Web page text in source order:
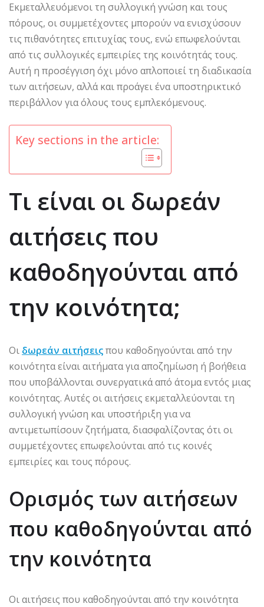
Εκμεταλλευόμενοι τη συλλογική γνώση και τους
πόρους, οι συμμετέχοντες μπορούν να ενισχύσουν
τις πιθανότητες επιτυχίας τους, ενώ επωφελούνται
από τις συλλογικές εμπειρίες της κοινότητάς τους.
Αυτή η προσέγγιση όχι μόνο απλοποιεί τη διαδικασία
των αιτήσεων, αλλά και προάγει ένα υποστηρικτικό
περιβάλλον για όλους τους εμπλεκόμενους.
Key sections in the article:
Τι είναι οι δωρεάν
αιτήσεις που
καθοδηγούνται από
την κοινότητα;
Οι δωρεάν αιτήσειςπου καθοδηγούνται από την
κοινότητα είναι αιτήματα για αποζημίωση ή βοήθεια
που υποβάλλονται συνεργατικά από άτομα εντός μιας
κοινότητας. Αυτές οι αιτήσεις εκμεταλλεύονται τη
συλλογική γνώση και υποστήριξη για να
αντιμετωπίσουν ζητήματα, διασφαλίζοντας ότι οι
συμμετέχοντες επωφελούνται από τις κοινές
εμπειρίες και τους πόρους.
Ορισμός των αιτήσεων
που καθοδηγούνται από
την κοινότητα
Οι αιτήσεις που καθοδηγούνται από την κοινότητα